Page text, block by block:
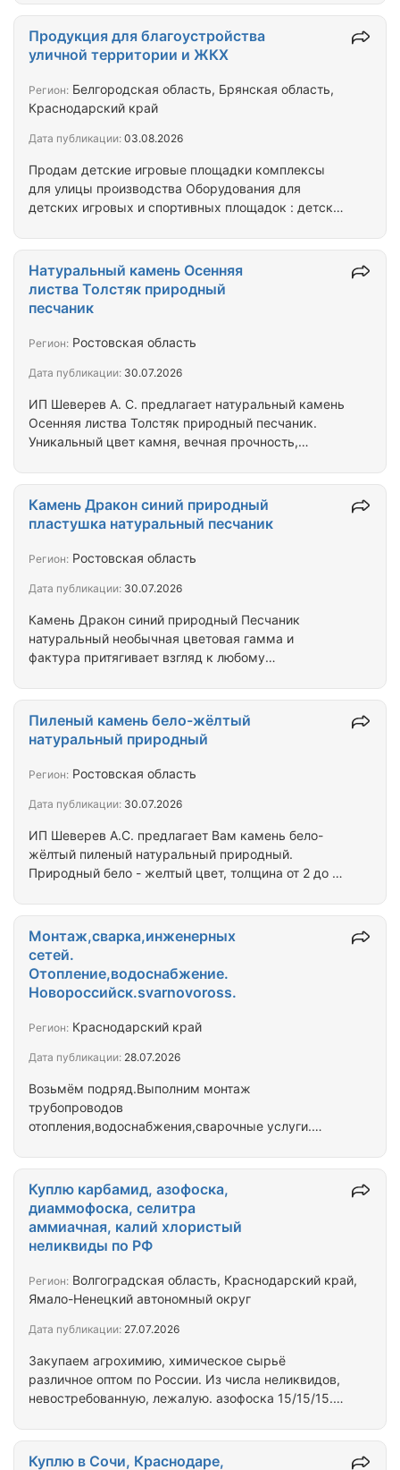
4-х осные 20-35м3; 6х6 односкатные 16-20м3;
Седельные тягачи с самосвальными
полуприцепами 30-34м3; Шарнирно-сочлененные
самосвалы г/п 28-60 тн. 2. Поставка следующих
нерудных материалов ж/д, водным и
(разных фракции); Щебень известняковый…
Продам детские игровые площадки комплексы
для улицы производства Оборудования для
детских игровых и спортивных площадок : детские
павильоны, Теневые навесы, столики, пляжные
кабинки, информационные стенды, карусели,
балансиры, качалки на пружинах, уличные
ограждения, арки, , скамейки, урны, цветочницы,
высшее…
Продукция для благоустройства
уличной территории и ЖКХ
Регион: Белгородская область, Брянская область,
Краснодарский край
Дата публикации: 03.08.2026
ИП Шеверев А. С. предлагает натуральный камень
Осенняя листва Толстяк природный песчаник.
Уникальный цвет камня, вечная прочность,
соотношение цена-качество – оцените на нашем
сайте ИП Шеверев А. С. Гарантируем надежность
поставок, весьма разумные цены, помощь в
доставке природного камня в любую точку
Натуральный камень Осенняя
листва Толстяк природный
песчаник
Регион: Ростовская область
Дата публикации: 30.07.2026
Камень Дракон синий природный Песчаник
натуральный необычная цветовая гамма и
фактура притягивает взгляд к любому
предлагает по удивительно низкой цене камень
природный Дракон синий 1,5 – 3,5 см. Мы
поможем вам в выборе и доставке камня в любую
точку страны.
Камень Дракон синий природный
пластушка натуральный песчаник
Регион: Ростовская область
Дата публикации: 30.07.2026
ИП Шеверев А.С. предлагает Вам камень бело-
жёлтый пиленый натуральный природный.
Природный бело - желтый цвет, толщина от 2 до 4
декоративного оформления всего, что покажется
Вам недостаточно эстетичным. Качество высокое,
цена разумная. Мы поможем Вам в доставке
природного камня в любую точку страны.
Подробно на сайте ИП Шеверёв А. С.
Пиленый камень бело-жёлтый
натуральный природный
Регион: Ростовская область
Дата публикации: 30.07.2026
Возьмём подряд.Выполним монтаж
трубопроводов
отопления,водоснабжения,сварочные услуги.
Монтаж,сварка,инженерных
сетей.
Отопление,водоснабжение.
Новороссийск.svarnovoross.
Регион: Краснодарский край
Дата публикации: 28.07.2026
Закупаем агрохимию, химическое сырьё
различное оптом по России. Из числа неликвидов,
невостребованную, лежалую. азофоска 15/15/15.
кислота лимонная. медный купорос. белила бц-ом.
Куплю карбамид, азофоска,
диаммофоска, селитра
аммиачная, калий хлористый
неликвиды по РФ
Регион: Волгоградская область, Краснодарский край,
Ямало-Ненецкий автономный округ
Дата публикации: 27.07.2026
Куплю в Сочи, Краснодаре,